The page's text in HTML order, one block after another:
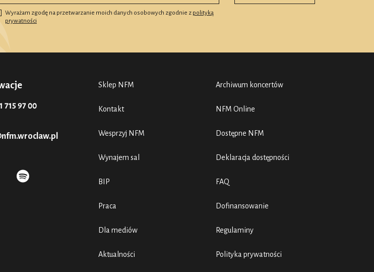
Wyrażam zgodę na przetwarzanie moich danych osobowych zgodnie z polityką
prywatności
715 97 00
Sklep NFM
Kontakt
Wesprzyj NFM
Wynajem sal
BIP
Praca
Dla mediów
Aktualności
Archiwum koncertów
NFM Online
Dostępne NFM
Deklaracja dostępności
FAQ
Dofinansowanie
Regulaminy
Polityka prywatności